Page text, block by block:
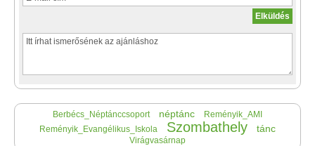
Berbécs_Néptánccsoport néptánc
Reményik_AMI
Reményik_Evangélikus_Iskola
Szombathely tánc
Virágvasárnap